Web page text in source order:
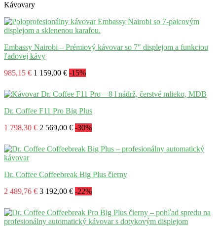
Kávovary
Embassy Nairobi – Prémiový kávovar so 7" displejom a funkciou
ľadovej kávy
985,15 € 1 159,00 € -15%
Dr. Coffee F11 Pro Big Plus
1 798,30 € 2 569,00 € -30%
Dr. Coffee Coffeebreak Big Plus čierny
2 489,76 € 3 192,00 € -22%